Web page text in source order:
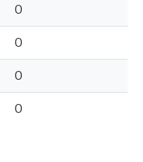
0
0
0
0